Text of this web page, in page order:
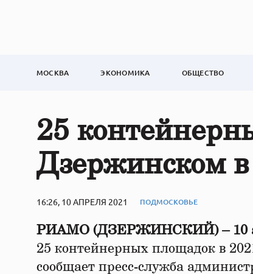
МОСКВА ЭКОНОМИКА ОБЩЕСТВО
25
Дзержинском в
16:26, 10 АПРЕЛЯ 2021 ПОДМОСКОВЬЕ
РИАМО (ДЗЕРЖИНСКИЙ) – 10
25 контейнерных площадок в
сообщает пресс-служба